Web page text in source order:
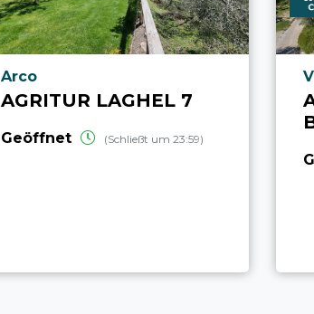
aria.poi_location_prefix
Arco
AGRITUR LAGHEL 7
Geöffnet (Schließt um 23:59)